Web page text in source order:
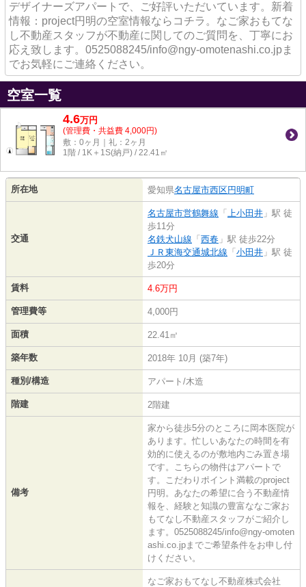
デザイナーズアパートで、ご好評いただいています。新着
情報：project円明の空室情報ならコチラ。なご家おもてな
し不動産スタッフが不動産に関してのご質問を、丁寧にお
応え致します。0525088245/info@ngy-omotenashi.co.jpま
でお気軽にご連絡ください。
空室一覧
4.6万円
(管理費・共益費 4,000円)
敷：0ヶ月｜礼：2ヶ月
1階 / 1K＋1S(納戸) / 22.41㎡
所在地 愛知県名古屋市西区円明町
交通
名古屋市営鶴舞線 「 上小田井 」駅 徒
歩11分
名鉄犬山線 「 西春 」駅 徒歩22分
ＪＲ東海交通城北線 「 小田井 」駅 徒
歩20分
賃料 4.6万円
管理費等 4,000円
面積 22.41㎡
築年数 2018年 10月 (築7年)
種別/構造 アパート/木造
階建 2階建
備考
家から徒歩5分のところに岡本医院が
あります。忙しいあなたの時間を有
効的に使えるのが敷地内ごみ置き場
です。こちらの物件はアパートで
す。こだわりポイント満載のproject
円明。あなたの希望に合う不動産情
報を、経験と知識の豊富ななご家お
もてなし不動産スタッフがご紹介し
ます。0525088245/info@ngy-omoten
ashi.co.jpまでご希望条件をお申し付
けください。
なご家おもてなし不動産株式会社